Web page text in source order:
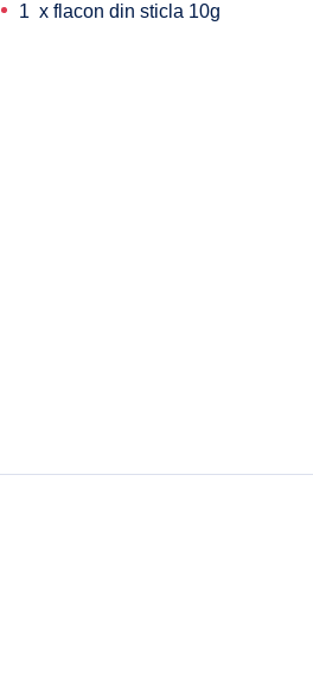
1 x flacon din sticla 10g